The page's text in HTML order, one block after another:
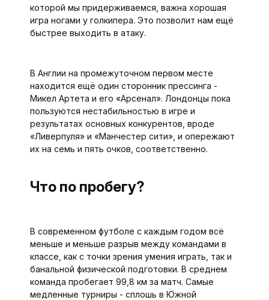
которой мы придерживаемся, важна хорошая
игра ногами у голкипера. Это позволит нам ещё
быстрее выходить в атаку.
В Англии на промежуточном первом месте
находится ещё один сторонник прессинга -
Микел Артета и его «Арсенал». Лондонцы пока
пользуются нестабильностью в игре и
результатах основных конкурентов, вроде
«Ливерпуля» и «Манчестер сити», и опережают
их на семь и пять очков, соответственно.
Что по пробегу?
В современном футболе с каждым годом всё
меньше и меньше разрыв между командами в
классе, как с точки зрения умения играть, так и
банальной физической подготовки. В среднем
команда пробегает 99,8 км за матч. Самые
медленные турниры - сплошь в Южной